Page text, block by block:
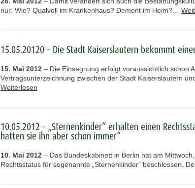
nur: Wie? Qualvoll im Krankenhaus? Dement im Heim?…
15.05.20120 – Die Stadt Kaiserslautern bekommt
15. Mai 2012 – Die Einsegnung erfolgt voraussichtlich schon
Vertragsunterzeichnung zwischen der Stadt Kaiserslautern
Weiterlesen
10.05.2012 – „Sternenkinder“ erhalten einen
hatten sie ihn aber schon immer“
10. Mai 2012 – Das Bundeskabinett in Berlin hat am
Rechtsstatus für sogenannte „Sternenkinder” beschlossen.